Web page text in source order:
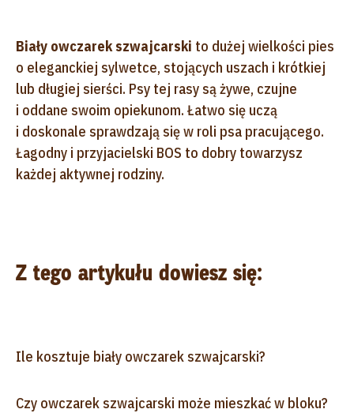
Biały owczarek szwajcarski to dużej wielkości pies
o eleganckiej sylwetce, stojących uszach i krótkiej
lub długiej sierści. Psy tej rasy są żywe, czujne
i oddane swoim opiekunom. Łatwo się uczą
i doskonale sprawdzają się w roli psa pracującego.
Łagodny i przyjacielski BOS to dobry towarzysz
każdej aktywnej rodziny.
Z tego artykułu dowiesz się:
Ile kosztuje biały owczarek szwajcarski?
Czy owczarek szwajcarski może mieszkać w bloku?